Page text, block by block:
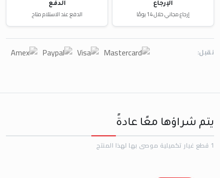
الإرجاع
إرجاع مجاني خلال 14 يومًا
الدفع
الدفع عند الاستلام متاح
نقبل:
يتم شراؤها معًا عادةً
1 قطع غيار تكميلية موصى بها لهذا المنتج